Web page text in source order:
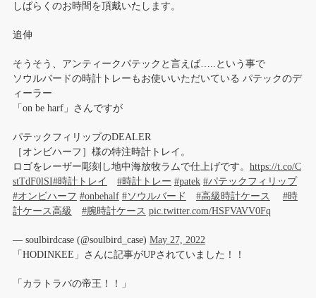
しばらくのお時間を頂戴いたします。
追伸
そうそう、アンティークパテックと言えば…..という事で
ソウルバードの時計トレーもお使いいただいている パテックのデ
ィーラー
「on be harf」さんですが
パテックフィリップのDEALER
［オンビハーフ］様の特注時計トレイ。
ロゴをレーザー彫刻し地中海放牧ラムで仕上げです。 https://t.co/C
stTdF0lSI#時計トレイ #時計トレー #patek #パテックフィリップ
#オンビハーフ #onbehalf #ソウルバード #高級時計ケース
#時
計ケース高級
#腕時計ケース pic.twitter.com/HSFVAVV0Fq
— soulbirdcase (@soulbird_case) May 27, 2022
「HODINKEE」さんに記事がUPされていました！！
「カラトラバの帝王！！」